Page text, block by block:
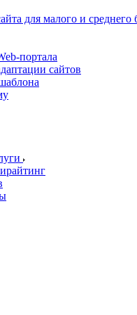
для малого и среднего
портала
сайтов